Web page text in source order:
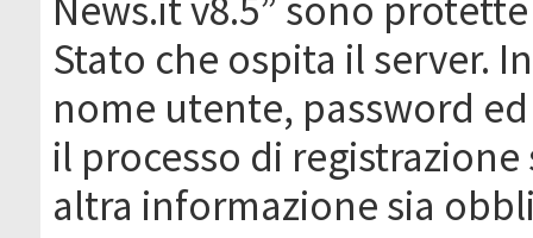
Stato che ospita il server.
nome utente, password
il processo di registrazione
altra informazione sia